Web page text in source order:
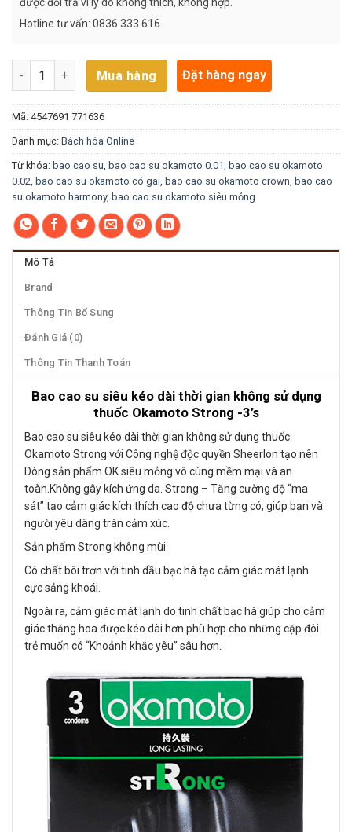
Hotline tư vấn: 0836.333.616
Bao cao su siêu kéo dài thời gian không sử dụng thuốc
Mua hàng Đặt hàng ngay
Mã: 4547691 771636
Danh mục: Bách hóa Online
Từ khóa: bao cao su, bao cao su okamoto 0.01, bao cao su okamoto
0.02, bao cao su okamoto có gai, bao cao su okamoto crown, bao cao
su okamoto harmony, bao cao su okamoto siêu mỏng
Mô Tả
Brand
Thông Tin Bổ Sung
Đánh Giá (0)
Thông Tin Thanh Toán
Bao cao su siêu kéo dài thời gian không sử dụng
thuốc Okamoto Strong -3’s
Bao cao su siêu kéo dài thời gian không sử dụng thuốc
Okamoto Strong với Công nghệ độc quyền Sheerlon tạo nên
Dòng sản phẩm OK siêu mỏng vô cùng mềm mại và an
toàn.Không gây kích ứng da. Strong – Tăng cường độ “ma
sát” tạo cảm giác kích thích cao độ chưa từng có, giúp bạn và
người yêu dâng tràn cảm xúc.
Sản phẩm Strong không mùi.
Có chất bôi trơn với tinh dầu bạc hà tạo cảm giác mát lạnh
cực sảng khoái.
Ngoài ra, cảm giác mát lạnh do tinh chất bạc hà giúp cho cảm
giác thăng hoa được kéo dài hơn phù hợp cho những cặp đôi
trẻ muốn có “Khoảnh khắc yêu” sâu hơn.